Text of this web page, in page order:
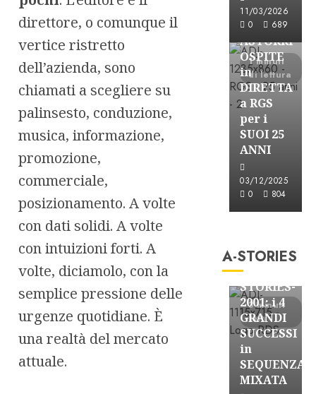
direttore, o comunque il
vertice ristretto
dell’azienda, sono
chiamati a scegliere su
palinsesto, conduzione,
musica, informazione,
promozione,
commerciale,
posizionamento. A volte
con dati solidi. A volte
con intuizioni forti. A
volte, diciamolo, con la
semplice pressione delle
urgenze quotidiane. È
una realtà del mercato
attuale.
11/03/2026
0
689
1 minuti
di lettura
Astorri News
FREE
ASTORRI
OSPITE
in
DIRETTA
a RGS
per i
SUOI 25
ANNI
03/12/2025
0
804
A-STORIES
3 minuti
letti
FREE
A-
STORIES-
2001: i 4
GRANDI
SUCCESSI
in
SEQUENZA
MIXATA
A-Stories